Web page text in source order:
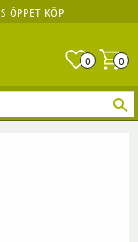
ÖPPET KÖP
0 0